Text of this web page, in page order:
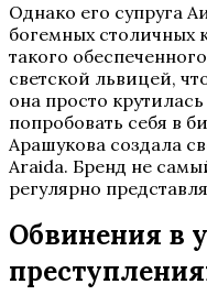
Однако его супруга
богемных столичных
такого
светской львицей,
она просто
попробовать себя в
Арашукова создала
Araida. Бренд не
регулярно
Обвинения в